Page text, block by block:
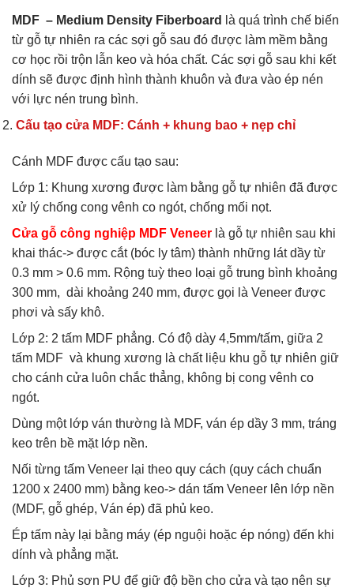
MDF – Medium Density Fiberboard
là quá trình chế biến
từ gỗ tự nhiên ra các sợi gỗ sau đó được làm mềm bằng
cơ học rồi trộn lẫn keo và hóa chất. Các sợi gỗ sau khi kết
dính sẽ được định hình thành khuôn và đưa vào ép nén
với lực nén trung bình.
Cấu tạo cửa MDF: Cánh + khung bao + nẹp chỉ
Cánh MDF được cấu tạo sau:
Lớp 1: Khung xương được làm bằng gỗ tự nhiên đã được
xử lý chống cong vênh co ngót, chống mối nọt.
Cửa gỗ công nghiệp MDF Veneer là gỗ tự nhiên sau khi
khai thác-> được cắt (bóc ly tâm) thành những lát dầy từ
0.3 mm > 0.6 mm. Rộng tuỳ theo loại gỗ trung bình khoảng
300 mm, dài khoảng 240 mm, được gọi là Veneer được
phơi và sấy khô.
Lớp 2: 2 tấm MDF phẳng. Có độ dày 4,5mm/tấm, giữa 2
tấm MDF và khung xương là chất liệu khu gỗ tự nhiên giữ
cho cánh cửa luôn chắc thẳng, không bị cong vênh co
ngót.
Dùng một lớp ván thường là MDF, ván ép dầy 3 mm, tráng
keo trên bề mặt lớp nền.
Nối từng tấm Veneer lại theo quy cách (quy cách chuẩn
1200 x 2400 mm) bằng keo-> dán tấm Veneer lên lớp nền
(MDF, gỗ ghép, Ván ép) đã phủ keo.
Ép tấm này lại bằng máy (ép nguội hoặc ép nóng) đến khi
dính và phẳng mặt.
Lớp 3: Phủ sơn PU để giữ độ bền cho cửa và tạo nên sự